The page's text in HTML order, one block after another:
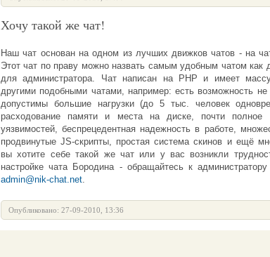
Хочу такой же чат!
Нашчат основан на одном из лучших движков чатов - на
Этотчат по праву можно назвать самым удобным чатом как
для администратора. Чатнаписан на PHP и имеет
другими подобными чатами, например: есть возможность не
допустимы большие нагрузки (до 5 тыс. человек
расходование памяти и места на диске, почти полное
уязвимостей, беспрецедентная надежность в работе,
продвинутые JS-скрипты, простая система скинов и ещё
вы хотите себе такой же чат или у вас возникли
настройкечата Бородина - обращайтесь к
admin@nik-chat.net
Опубликовано: 27-09-2010, 13:36